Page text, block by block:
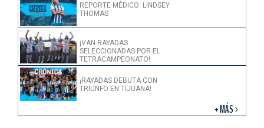
REPORTE MÉDICO: LINDSEY
THOMAS
¡VAN RAYADAS
SELECCIONADAS POR EL
TETRACAMPEONATO!
¡RAYADAS DEBUTA CON
TRIUNFO EN TIJUANA!
+ MÁS >